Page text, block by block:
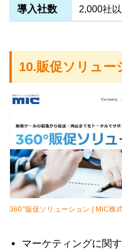
導入社数 2,000社
10.販促ソリュー
360°販促ソリューション | MIC株
マーケティングに関